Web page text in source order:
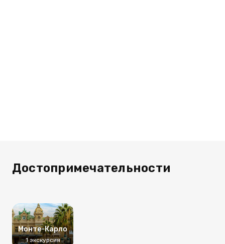
Достопримечательности
Монте-Карло
1 экскурсия